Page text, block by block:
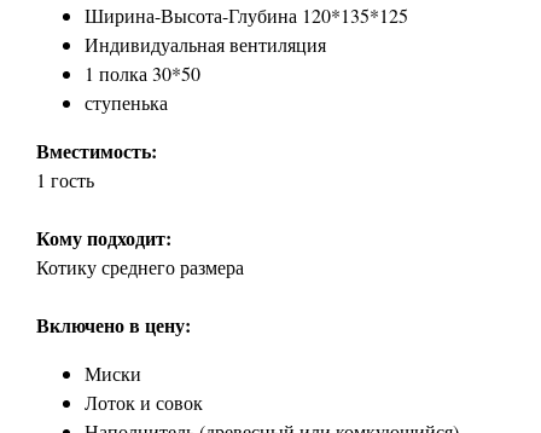
Ширина-Высота-Глубина 120*135*125
Индивидуальная вентиляция
1 полка 30*50
ступенька
Вместимость:
1 гость
Кому подходит:
Котику среднего размера
Включено в цену:
Миски
Лоток и совок